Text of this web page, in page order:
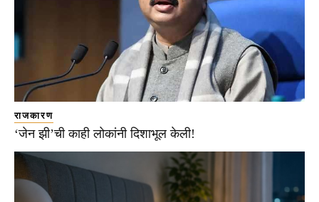
राजकारण
‘जेन झी’ची काही लोकांनी दिशाभूल केली!